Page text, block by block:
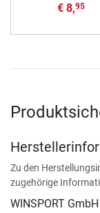
€ 8,95
Zu den
zugehörige
WINSPORT